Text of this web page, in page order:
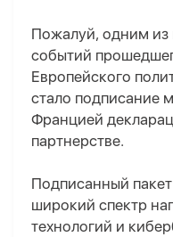
Пожалуй, одним из
событий
Европейского
стало подписание
Францией
партнерстве.
Подписанный
широкий спектр
технологий и